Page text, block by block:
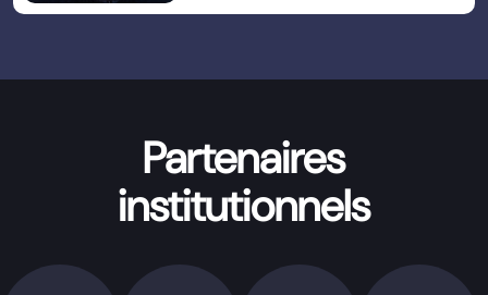
Partenaires
institutionnels